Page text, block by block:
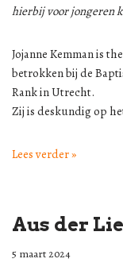
hierbij voor jongeren
Jojanne Kemman is
betrokken bij de
Rank in Utrecht.
Zij is deskundig op
Lees verder »
Aus der
5 maart 2024